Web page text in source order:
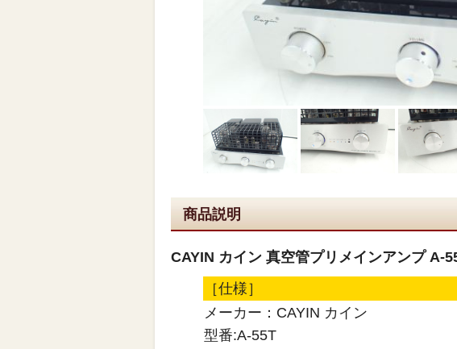
商品説明
CAYIN カイン 真空管プリメインアンプ A-
［仕様］
メーカー：CAYIN カイン
型番:A-55T